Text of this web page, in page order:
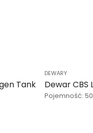
Tank
DEWARY
Dewar CBS
Pojemność: